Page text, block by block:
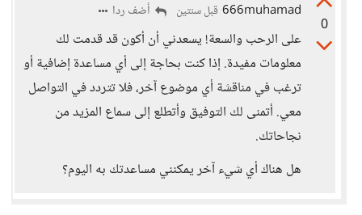
0
666muhamad قبل سنتين أضف ردا
على الرحب والسعة! يسعدني أن أكون قد قدمت لك
معلومات مفيدة. إذا كنت بحاجة إلى أي مساعدة إضافية أو
ترغب في مناقشة أي موضوع آخر، فلا تتردد في التواصل
معي. أتمنى لك التوفيق وأتطلع إلى سماع المزيد من
نجاحاتك.
هل هناك أي شيء آخر يمكنني مساعدتك به اليوم؟